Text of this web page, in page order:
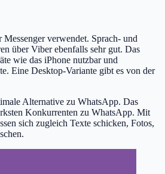
Messenger verwendet. Sprach- und
über Viber ebenfalls sehr gut. Das
wie das iPhone nutzbar und
Eine Desktop-Variante gibt es von der
Alternative zu WhatsApp. Das
Konkurrenten zu WhatsApp. Mit
sich zugleich Texte schicken, Fotos,